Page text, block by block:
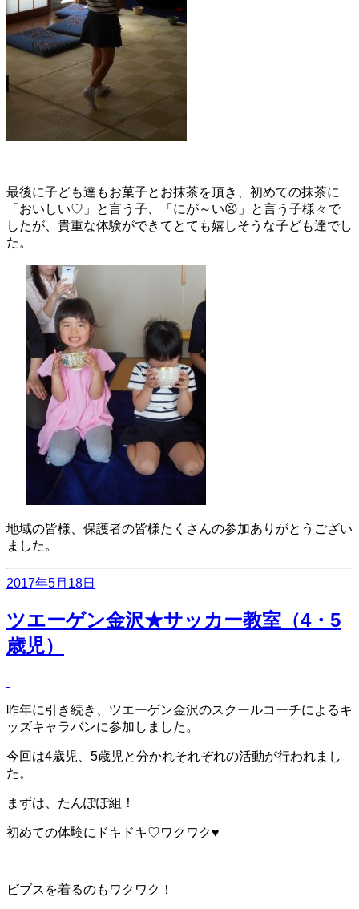
最後に子ども達もお菓子とお抹茶を頂き、初めての抹茶に
「おいしい♡」と言う子、「にが～い😣」と言う子様々で
したが、貴重な体験ができてとても嬉しそうな子ども達でし
た。
地域の皆様、保護者の皆様たくさんの参加ありがとうござい
ました。
投
日:
2017年5月18日
ツエーゲン金沢★サッカー教室（4・5
歳児）
昨年に引き続き、ツエーゲン金沢のスクールコーチによるキ
ッズキャラバンに参加しました。
今回は4歳児、5歳児と分かれそれぞれの活動が行われまし
た。
まずは、たんぽぽ組！
初めての体験にドキドキ♡ワクワク♥
ビブスを着るのもワクワク！